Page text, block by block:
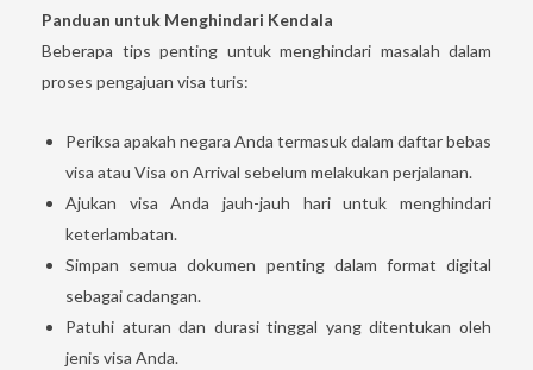
Panduan untuk Menghindari Kendala
Beberapa tips penting untuk menghindari masalah dalam
proses pengajuan visa turis:
Periksa apakah negara Anda termasuk dalam daftar bebas
visa atau Visa on Arrival sebelum melakukan perjalanan.
Ajukan visa Anda jauh-jauh hari untuk menghindari
keterlambatan.
Simpan semua dokumen penting dalam format digital
sebagai cadangan.
Patuhi aturan dan durasi tinggal yang ditentukan oleh
jenis visa Anda.